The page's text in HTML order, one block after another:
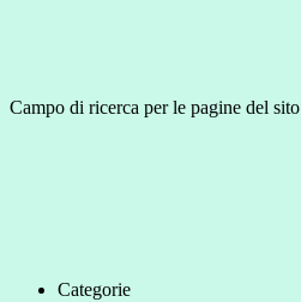
Campo di ricerca per le pagine del sito
Categorie